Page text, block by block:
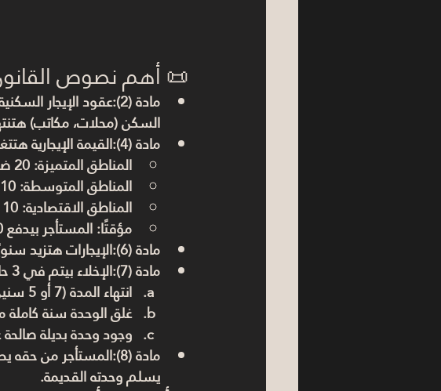
📜 أهم نصوص
مادة (2) :عقود الإيجار
السكن (محلات، مكاتب)
مادة (4) :القيمة الإيجارية
المناطق المتميزة: 20 ضعف
المناطق المتوسطة: 10 أضعاف
المناطق الاقتصادية: 10 أضعاف
مؤقتًا: المستأجر بيدفع
مادة (6) :الإيجارات هتزيد
مادة (7) :الإخلاء بيتم في 3 حالات:
انتهاء المدة (7 أو 5 سنين).
غلق الوحدة سنة
وجود وحدة بديلة
مادة (8) :المستأجر من حقه
يسلم وحدته القديمة.